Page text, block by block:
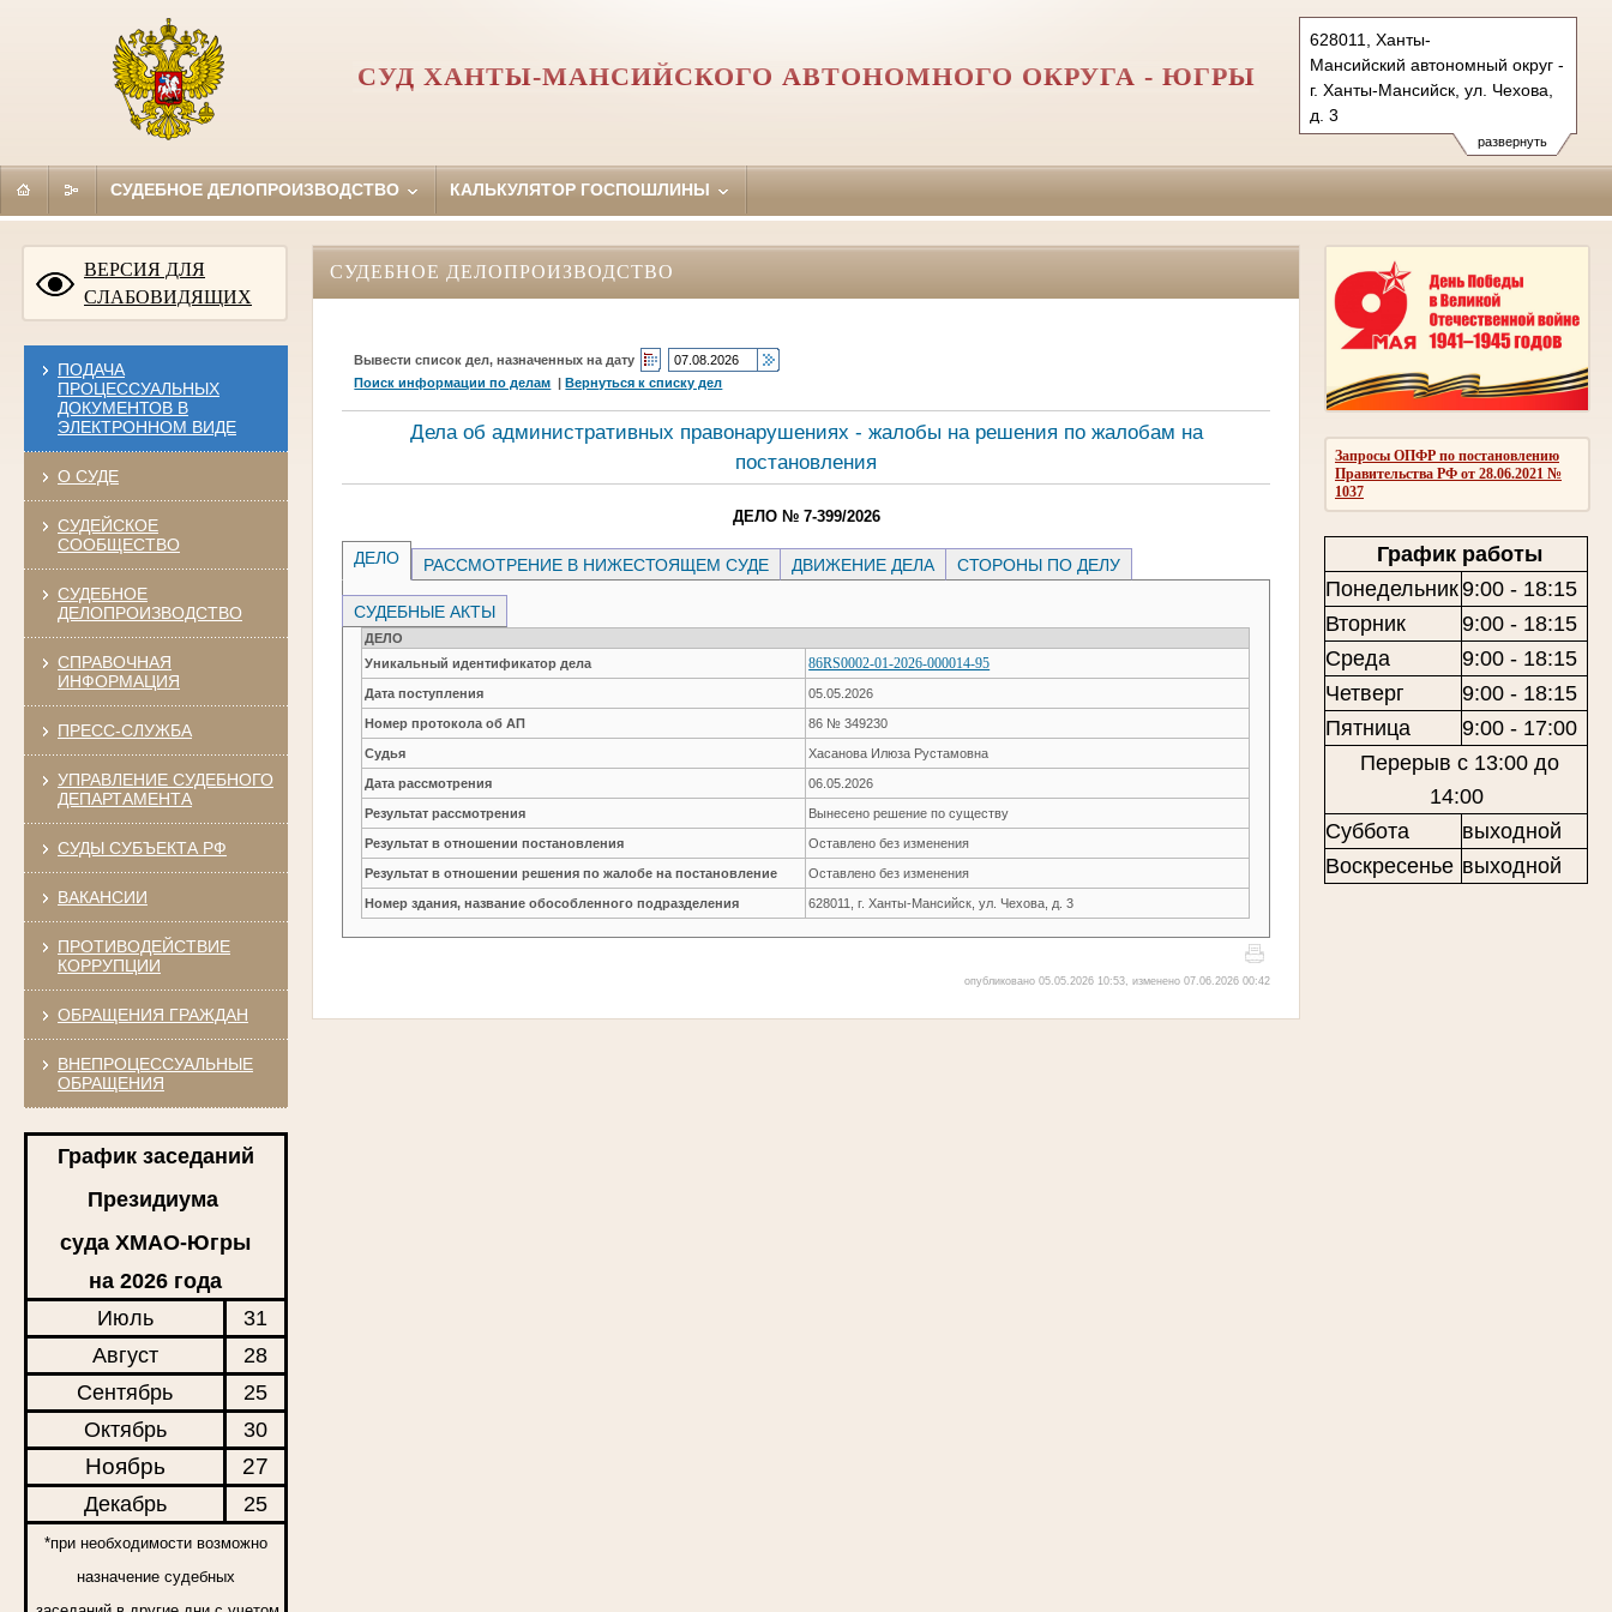
развернуть
628011, Ханты-
Мансийский автономный округ -
г. Ханты-Мансийск, ул. Чехова,
д. 3
Тел.: (3467) 350-687, 350-673,
350-700 (ф.)
oblsud.hmao@sudrf.ru
СУД ХАНТЫ-МАНСИЙСКОГО АВТОНОМНОГО ОКРУГА - ЮГРЫ
СУДЕБНОЕ ДЕЛОПРОИЗВОДСТВО КАЛЬКУЛЯТОР ГОСПОШЛИНЫ
ВЕРСИЯ ДЛЯ
СЛАБОВИДЯЩИХ
ПОДАЧА
ПРОЦЕССУАЛЬНЫХ
ДОКУМЕНТОВ В
ЭЛЕКТРОННОМ ВИДЕ
О СУДЕ
СУДЕЙСКОЕ
СООБЩЕСТВО
СУДЕБНОЕ
ДЕЛОПРОИЗВОДСТВО
СПРАВОЧНАЯ
ИНФОРМАЦИЯ
ПРЕСС-СЛУЖБА
УПРАВЛЕНИЕ СУДЕБНОГО
ДЕПАРТАМЕНТА
СУДЫ СУБЪЕКТА РФ
ВАКАНСИИ
ПРОТИВОДЕЙСТВИЕ
КОРРУПЦИИ
ОБРАЩЕНИЯ ГРАЖДАН
ВНЕПРОЦЕССУАЛЬНЫЕ
ОБРАЩЕНИЯ
График заседаний
Президиума
суда ХМАО-Югры
на 2026 года
Июль
31
Август
28
Сентябрь
25
Октябрь
30
Ноябрь 27
Декабрь 25
*при необходимости возможно
назначение судебных
Запросы ОПФР по постановлению
Правительства РФ от 28.06.2021 №
1037
График работы
Понедельник9:00 - 18:15
Вторник
9:00 - 18:15
Среда
9:00 - 18:15
Четверг
9:00 - 18:15
Пятница
9:00 - 17:00
Перерыв с 13:00 до
14:00
Суббота
выходной
Воскресенье выходной
СУДЕБНОЕ ДЕЛОПРОИЗВОДСТВО
Вывести список дел, назначенных на дату
Поиск информации по делам |Вернуться к списку дел
Дела об административных правонарушениях - жалобы на решения по жалобам на
постановления
ДЕЛО № 7-399/2026
ДЕЛО РАССМОТРЕНИЕ В НИЖЕСТОЯЩЕМ СУДЕ ДВИЖЕНИЕ ДЕЛА СТОРОНЫ ПО ДЕЛУ
СУДЕБНЫЕ АКТЫ
ДЕЛО
Уникальный идентификатор дела
86RS0002-01-2026-000014-95
Дата поступления 05.05.2026
Номер протокола об АП 86 № 349230
Судья Хасанова Илюза Рустамовна
Дата рассмотрения 06.05.2026
Результат рассмотрения Вынесено решение по существу
Результат в отношении постановления Оставлено без изменения
Результат в отношении решения по жалобе на постановление Оставлено без изменения
Номер здания, название обособленного подразделения 628011, г. Ханты-Мансийск, ул. Чехова, д. 3
опубликовано 05.05.2026 10:53, изменено 07.06.2026 00:42